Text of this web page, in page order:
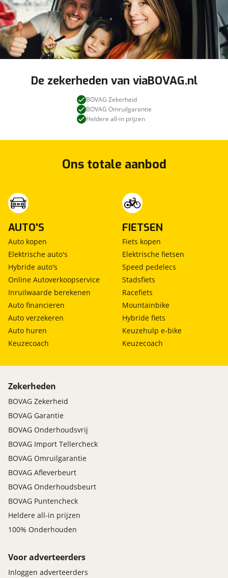
Automobielbedrijf Willemsen BV.
Wel zo goed in álle auto’s
Tel.Ulftseweg 87A
7064 BC, Silvolde
Grote onderhoudsbeurt en
BOVAG garantie (12 maanden); BOVAG 40-
Puntencheck; BOVAG Afleverbeurt; (Groot)
Bovag garantie, Hulppakket met lampenset,
Minimaal 12 maanden A.P.K., Minimaal halve tank
brandstof, geheel reinigen en poetsen van de auto.
Deze auto is verkrijgbaar met dit afleverpakket in
plaats van het standaardpakket voor een meerprijs
van € 550,-. Dit afleverpakket bevat: BOVAG garantie
Technische controle een geldige APK
€ 0,-
Omschrijving
Auto geheel controleren en een geldige APK. Dit
afleverpakket bevat: Geen BOVAG garantie. Deze
plaats van het standaardpakket met een korting van
€ 550.
De zekerheden van viaBOVAG.nl
BOVAG Zekerheid
BOVAG Omruilgarantie
Heldere all-in prijzen
Ons totale aanbod
AUTO'S
Auto kopen
Elektrische auto's
Hybride auto's
Online Autoverkoopservice
Inruilwaarde berekenen
Auto financieren
Auto verzekeren
Auto huren
Keuzecoach
FIETSEN
Fiets kopen
Elektrische fietsen
Speed pedelecs
Stadsfiets
Racefiets
Mountainbike
Hybride fiets
Keuzehulp e-bike
Keuzecoach
Zekerheden
BOVAG Zekerheid
BOVAG Garantie
BOVAG Onderhoudsvrij
BOVAG Import Tellercheck
BOVAG Omruilgarantie
BOVAG Afleverbeurt
BOVAG Onderhoudsbeurt
BOVAG Puntencheck
Heldere all-in prijzen
100% Onderhouden
Voor adverteerders
Inloggen adverteerders